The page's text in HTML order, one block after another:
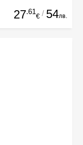
27.61
€ / 54лв.